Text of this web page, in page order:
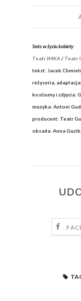
Seks w życiu kobiety
Teatr IMKA/ Teatr
tekst: Jacek
reżyseria,
kostiumy i zdjęcia:
muzyka: Antoni
producent: Teatr
obsada: Anna